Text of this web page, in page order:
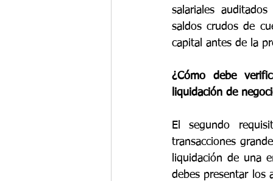
salariales
saldos crudos de
capital antes de la
¿Cómo debe
liquidación de
El segundo
transacciones
liquidación de una
debes presentar los